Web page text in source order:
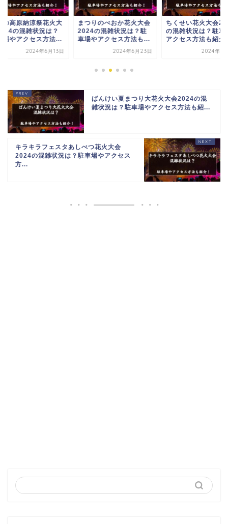
の高原納涼祭花火大
の混雑状況は？
場やアクセス方法...
2024年6月13日
まつりのべおか花火大会
2024の混雑状況は？駐
車場やアクセス方法も...
2024年6月23日
ちくせい花火大会
の混雑状況は？駐車
アクセス方法も紹介
2024年6
ばんけい夏まつり大花火大会2024の混
雑状況は？駐車場やアクセス方法も紹...
キラキラフェスタあしべつ花火大会
2024の混雑状況は？駐車場やアクセス
方...